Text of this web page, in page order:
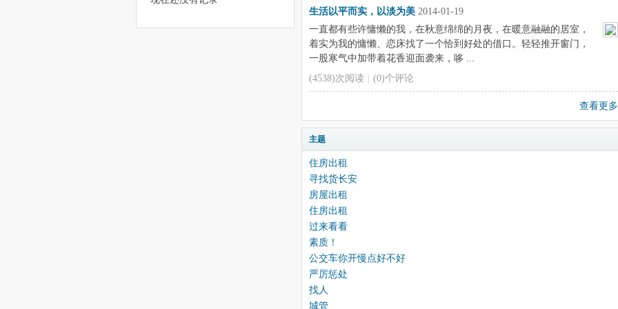
生活以平而实，以淡为美 2014-01-19
一直都有些许慵懒的我，在秋意绵绵的月夜，在暖意融融的居室，
着实为我的慵懒、恋床找了一个恰到好处的借口。轻轻推开窗门，
一股寒气中加带着花香迎面袭来，哆 ...
(4538)次阅读
(0)个评论
查看更多
主题
住房出租
寻找货长安
房屋出租
住房出租
过来看看
素质！
公交车你开慢点好不好
严厉惩处
找人
城管